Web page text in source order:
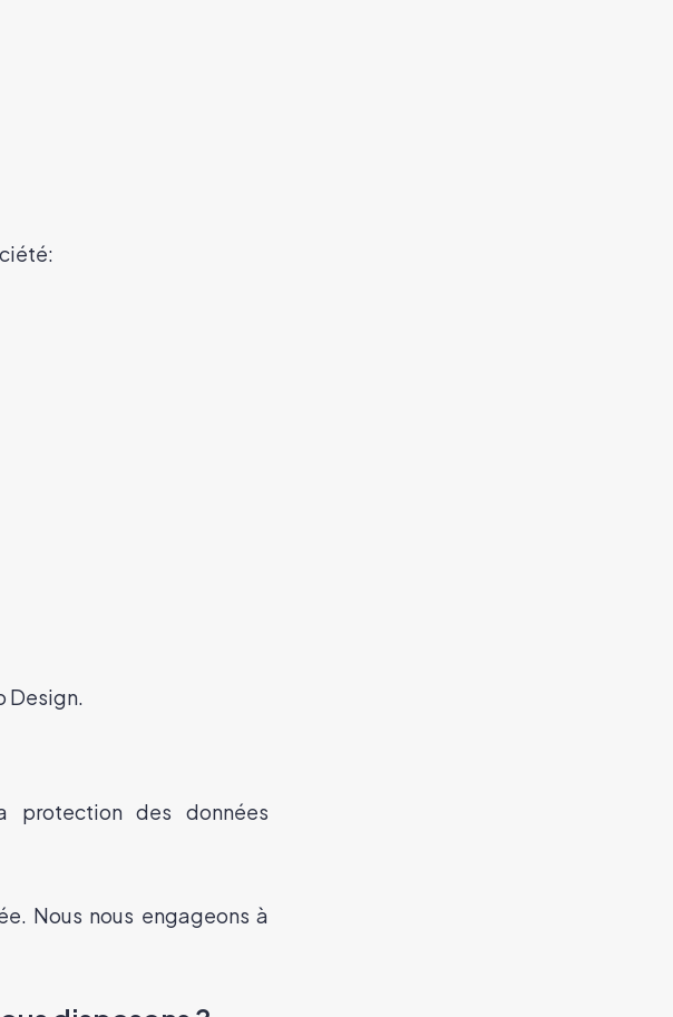
Design.
protection des données
Nous nous engageons à